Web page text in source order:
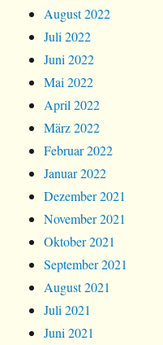
August 2022
Juli 2022
Juni 2022
Mai 2022
April 2022
März 2022
Februar 2022
Januar 2022
Dezember 2021
November 2021
Oktober 2021
September 2021
August 2021
Juli 2021
Juni 2021